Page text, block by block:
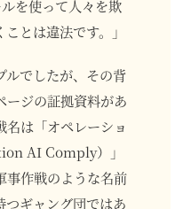
を使って人々を欺
とは違法です。」
ルでしたが、その背
ージの証拠資料があ
名は「オペレーショ
AI Comply）」
事作戦のような名前
つギャング団ではあ